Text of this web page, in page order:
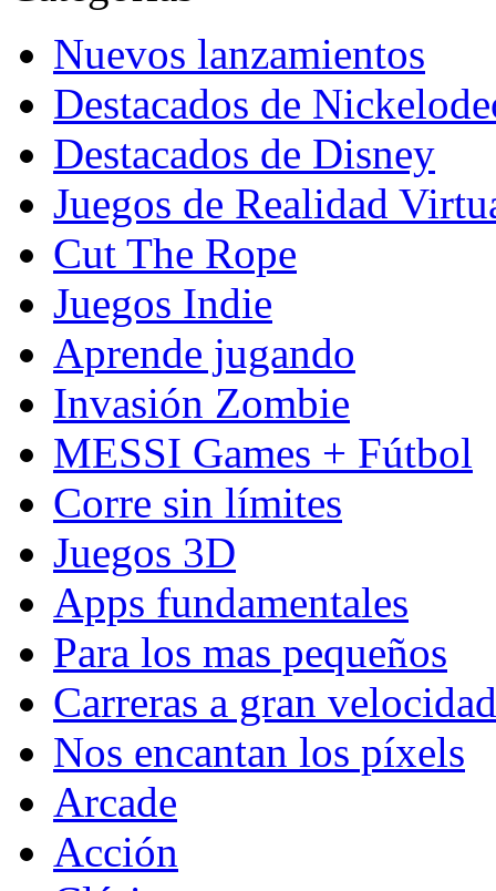
Nuevos lanzamientos
Destacados de
Destacados de Disney
Juegos de Realidad
Cut The Rope
Juegos Indie
Aprende jugando
Invasión Zombie
MESSI Games + Fútbol
Corre sin límites
Juegos 3D
Apps fundamentales
Para los mas pequeños
Carreras a gran velocidad
Nos encantan los píxels
Arcade
Acción